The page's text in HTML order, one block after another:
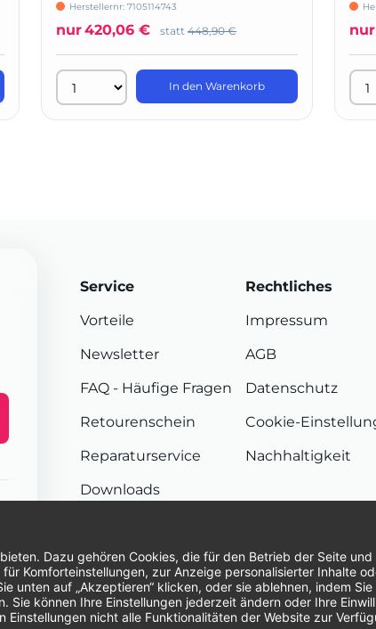
Herstellernr: 7105114743
nur420,06 € statt 448,90 €
In den Warenkorb
nur
Service
Vorteile
Newsletter
FAQ - Häufige Fragen
Retourenschein
Reparaturservice
Downloads
Rechtliches
Impressum
AGB
Datenschutz
Cookie-
Nachhaltigkeit